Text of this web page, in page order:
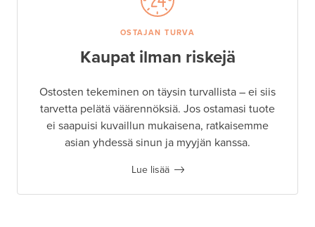
OSTAJAN TURVA
Kaupat ilman riskejä
Ostosten tekeminen on täysin turvallista – ei siis
tarvetta pelätä väärennöksiä. Jos ostamasi tuote
ei saapuisi kuvaillun mukaisena, ratkaisemme
asian yhdessä sinun ja myyjän kanssa.
Lue lisää